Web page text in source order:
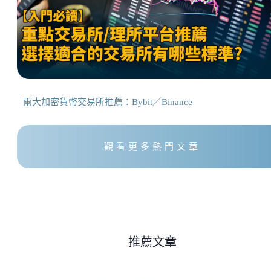
兩大加密貨幣交易所推薦：Bybit／Binance
觀看更多熱門文章
推薦文章